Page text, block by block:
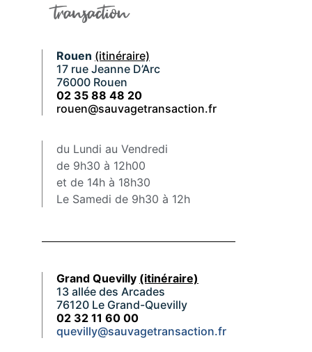
Rouen (itinéraire)
17 rue Jeanne D’Arc
76000 Rouen
02 35 88 48 20
rouen@sauvagetransaction.fr
du Lundi au Vendredi
de 9h30 à 12h00
et de 14h à 18h30
Le Samedi de 9h30 à 12h
Grand Quevilly (itinéraire)
13 allée des Arcades
76120 Le Grand-Quevilly
02 32 11 60 00
quevilly@sauvagetransaction.fr